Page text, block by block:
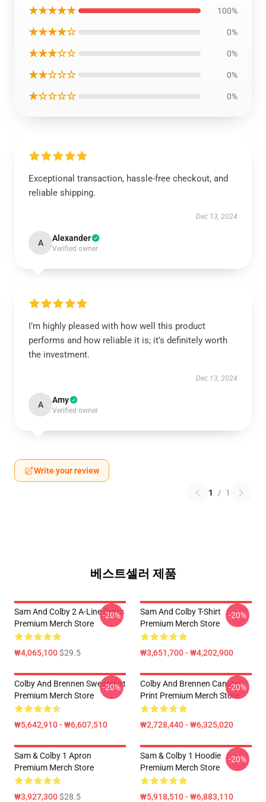
★★★★★ 100%
★★★★☆ 0%
★★★☆☆ 0%
★★☆☆☆ 0%
★☆☆☆☆ 0%
Exceptional transaction, hassle-free checkout, and
reliable shipping.
Dec 13, 2024
A Alexander
Verified owner
I’m highly pleased with how well this product
performs and how reliable it is; it’s definitely worth
the investment.
Dec 13, 2024
A Amy
Verified owner
Write your review
1 / 1
베스트셀러 제품
Sam And Colby 2 A-Line Dress
Premium Merch Store
₩4,065,100$29.5
-20%
Sam And Colby T-Shirt
Premium Merch Store
₩3,651,700 - ₩4,202,900
-20%
Colby And Brennen Sweatshirt
Premium Merch Store
₩5,642,910 - ₩6,607,510
-20%
Colby And Brennen Canvas
Print Premium Merch Store
₩2,728,440 - ₩6,325,020
-20%
Sam & Colby 1 Apron
Premium Merch Store
₩3,927,300$28.5
Sam & Colby 1 Hoodie
Premium Merch Store
₩5,918,510 - ₩6,883,110
-20%